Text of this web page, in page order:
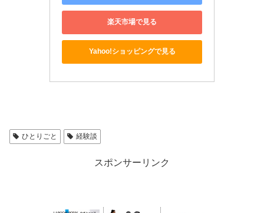
楽天市場で見る
Yahoo!ショッピングで見る
ひとりごと 経験談
スポンサーリンク